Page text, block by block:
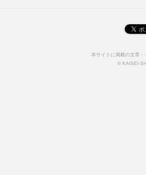
本サイトに掲載の文章
© KAISEI-